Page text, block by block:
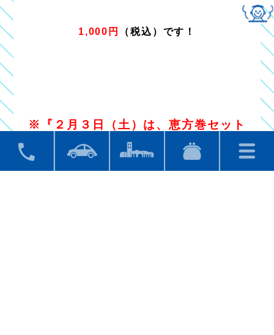
1,000円 （税込）です！
※『２月３日（土）は、恵方巻セット
販売の為、週替わりは休止致します』